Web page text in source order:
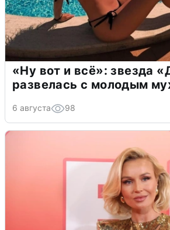
«Ну вот и всё»: звезда
развелась с молодым
6 августа 98